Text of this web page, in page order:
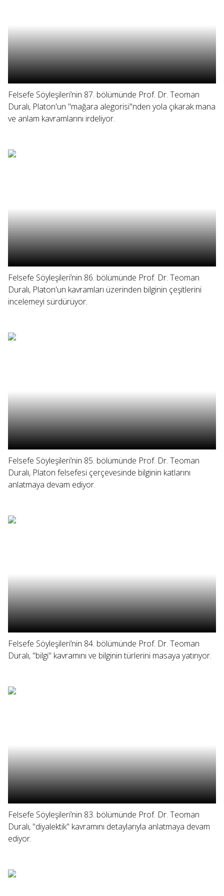
Felsefe Söyleşileri’nin 87. bölümünde Prof. Dr. Teoman
Duralı, Platon'un "mağara alegorisi"nden yola çıkarak mana
ve anlam kavramlarını irdeliyor.
Felsefe Söyleşileri’nin 86. bölümünde Prof. Dr. Teoman
Duralı, Platon'un kavramları üzerinden bilginin çeşitlerini
incelemeyi sürdürüyor.
Felsefe Söyleşileri’nin 85. bölümünde Prof. Dr. Teoman
Duralı, Platon felsefesi çerçevesinde bilginin katlarını
anlatmaya devam ediyor.
Felsefe Söyleşileri’nin 84. bölümünde Prof. Dr. Teoman
Duralı, "bilgi" kavramını ve bilginin türlerini masaya yatırıyor.
Felsefe Söyleşileri’nin 83. bölümünde Prof. Dr. Teoman
Duralı, "diyalektik" kavramını detaylarıyla anlatmaya devam
ediyor.